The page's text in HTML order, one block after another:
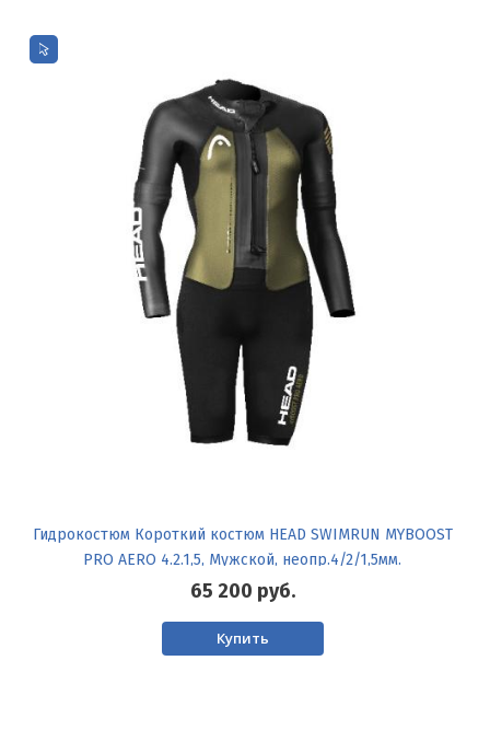
Гидрокостюм Короткий костюм HEAD SWIMRUN MYBOOST
PRO AERO 4.2.1,5, Мужской, неопр.4/2/1,5мм.
65 200 руб.
Купить